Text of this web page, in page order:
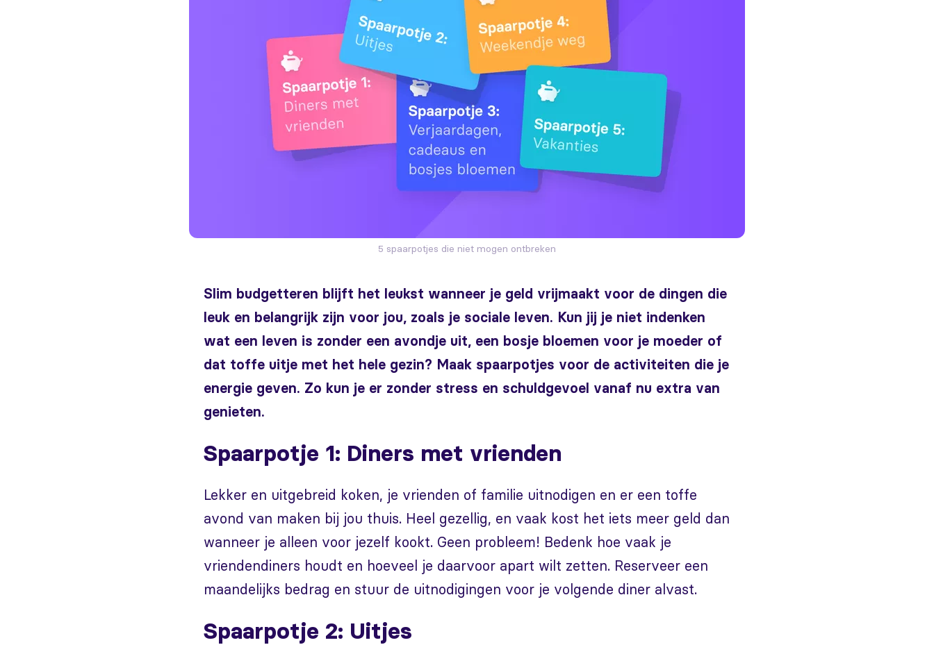
5 spaarpotjes die niet mogen ontbreken
Slim budgetteren blijft het leukst wanneer je geld vrijmaakt voor de dingen die
leuk en belangrijk zijn voor jou, zoals je sociale leven. Kun jij je niet indenken
wat een leven is zonder een avondje uit, een bosje bloemen voor je moeder of
dat toffe uitje met het hele gezin? Maak spaarpotjes voor de activiteiten die je
energie geven. Zo kun je er zonder stress en schuldgevoel vanaf nu extra van
genieten.
Spaarpotje 1: Diners met vrienden
Lekker en uitgebreid koken, je vrienden of familie uitnodigen en er een toffe
avond van maken bij jou thuis. Heel gezellig, en vaak kost het iets meer geld dan
wanneer je alleen voor jezelf kookt. Geen probleem! Bedenk hoe vaak je
vriendendiners houdt en hoeveel je daarvoor apart wilt zetten. Reserveer een
maandelijks bedrag en stuur de uitnodigingen voor je volgende diner alvast.
Spaarpotje 2: Uitjes